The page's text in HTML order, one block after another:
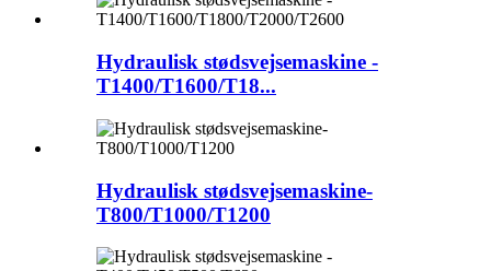
Hydraulisk stødsvejsemaskine -
T1400/T1600/T18...
Hydraulisk stødsvejsemaskine-
T800/T1000/T1200